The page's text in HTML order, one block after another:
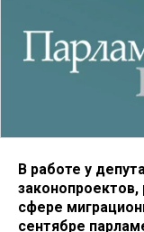
В работе у
сфере
сентябре